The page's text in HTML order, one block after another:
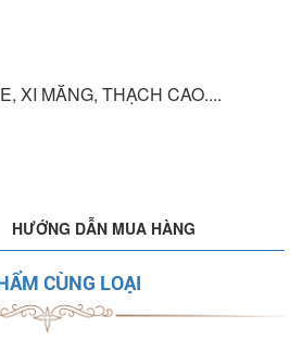
XI MĂNG, THẠCH CAO....
HƯỚNG DẪN MUA HÀNG
CÙNG LOẠI